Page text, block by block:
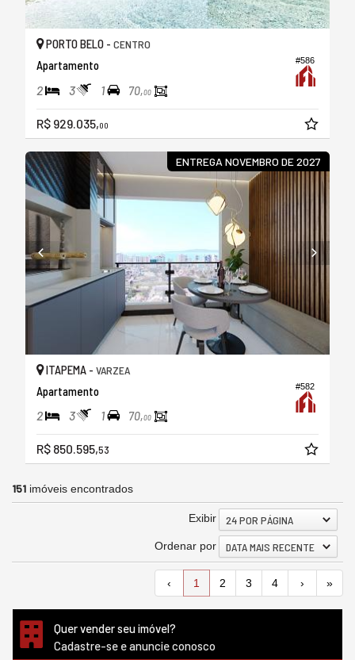
#586
PORTO BELO - CENTRO
Apartamento
2 3 1 70,00
R$ 929.035,00
ENTREGA NOVEMBRO DE 2027
#582
ITAPEMA - VARZEA
Apartamento
2 3 1 70,00
R$ 850.595,53
151 imóveis encontrados
Exibir 24 POR PÁGINA
Ordenar por DATA MAIS RECENTE
‹ 1 2 3 4 › »
Quer vender seu imóvel?
Cadastre-se e anuncie conosco